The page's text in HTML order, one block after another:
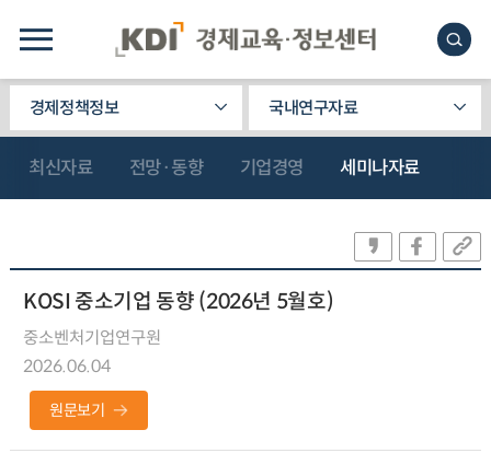
경제정책정보 국내연구자료
최신자료 전망·동향 기업경영 세미나자료
KOSI 중소기업 동향 (2026년 5월호)
중소벤처기업연구원
2026.06.04
원문보기